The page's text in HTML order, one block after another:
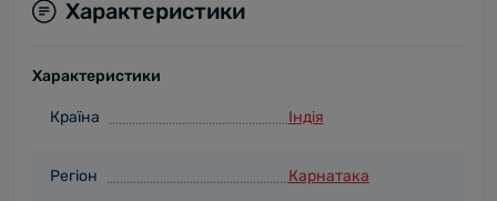
Характеристики
Характеристики
Країна Індія
Регіон Карнатака